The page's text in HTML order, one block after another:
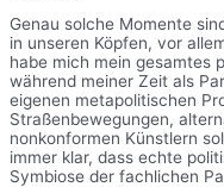
Genau solche Momente
in unseren Köpfen, vor
habe mich mein gesamtes
während meiner Zeit als
eigenen metapolitischen
Straßenbewegungen,
nonkonformen Künstlern
immer klar, dass echte
Symbiose der fachlichen